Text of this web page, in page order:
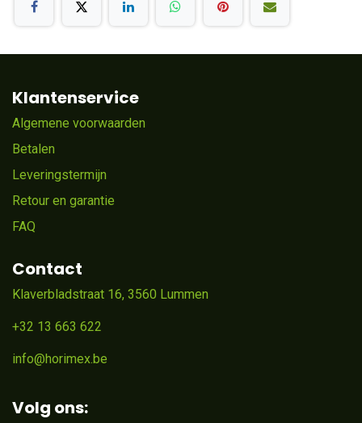
Klantenservice
Algemene voorwaarden
Betalen
Leveringstermijn
Retour en garantie
FAQ
Contact
Klaverbladstraat 16, 3560 Lummen
+32 13 663 622
info@horimex.be
Volg ons: